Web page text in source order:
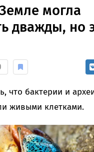
могла
дважды, но
что бактерии и
живыми клетками.